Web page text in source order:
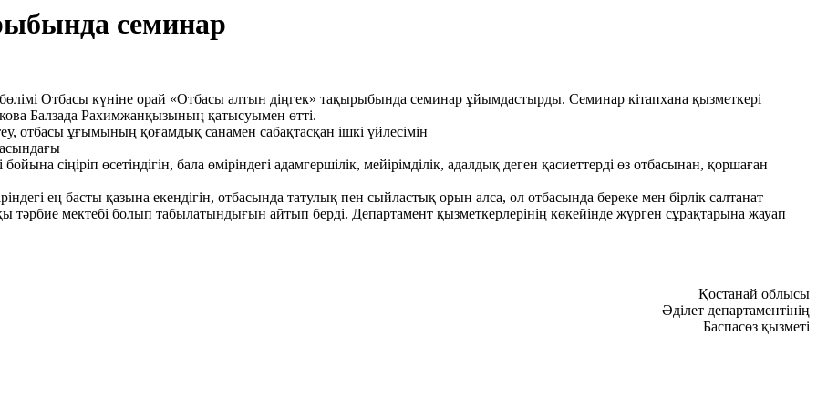
семинар
Отбасы күніне орай «Отбасы алтын діңгек» тақырыбында семинар ұйымдастырды. Семинар кітапхана қызметкері
Балзада Рахимжанқызының қатысуымен өтті.
отбасы ұғымының қоғамдық санамен сабақтасқан ішкі үйлесімін
сіңіріп өсетіндігін, бала өміріндегі адамгершілік, мейірімділік, адалдық деген қасиеттерді өз отбасынан, қоршаған
ең басты қазына екендігін, отбасында татулық пен сыйластық орын алса, ол отбасында береке мен бірлік салтанат
тәрбие мектебі болып табылатындығын айтып берді. Департамент қызметкерлерінің көкейінде жүрген сұрақтарына жауап
Қостанай облысы
Әділет департаментінің
Баспасөз қызметі